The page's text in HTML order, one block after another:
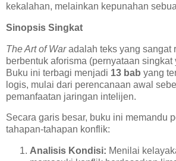
kekalahan, melainkan kepunahan
Sinopsis Singkat
The Art of Waradalah teks yang sangat
berbentuk aforisma (pernyataan singkat
Buku ini terbagi menjadi 13 bab yang
logis, mulai dari perencanaan awal
pemanfaatan jaringan intelijen.
Secara garis besar, buku ini memandu
tahapan-tahapan konflik:
Analisis Kondisi: Menilai